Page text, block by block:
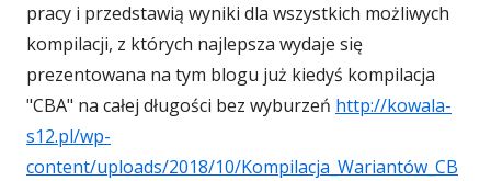
pracy i przedstawią wyniki dla wszystkich możliwych
kompilacji, z których najlepsza wydaje się
prezentowana na tym blogu już kiedyś kompilacja
"CBA" na całej długości bez wyburzeń http://kowala-
s12.pl/wp-
content/uploads/2018/10/Kompilacja_Wariantów_CB